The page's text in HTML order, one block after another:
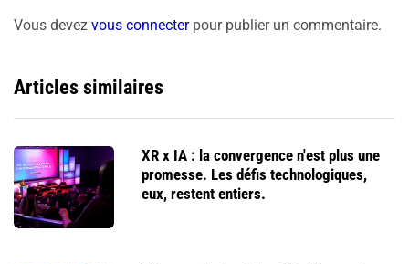
Vous devez vous connecterpour publier un commentaire.
Articles similaires
XR x IA : la convergence n'est plus une
promesse. Les défis technologiques,
eux, restent entiers.